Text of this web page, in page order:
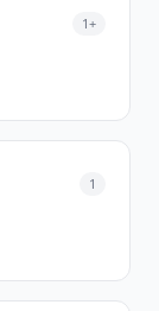
1+
1